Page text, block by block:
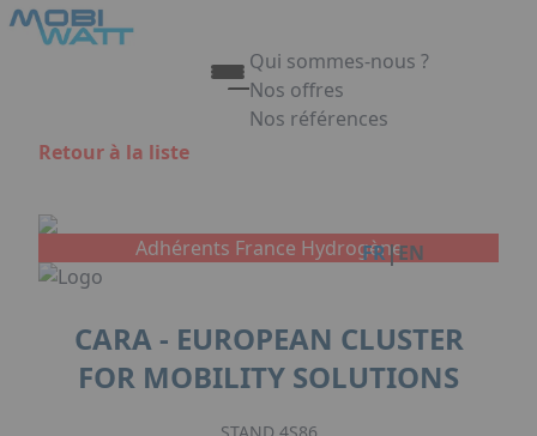
Aller au contenu principal
Qui sommes-nous ?
Nos offres
Nos références
FR|EN
Retour à la liste
Adhérents France Hydrogène
CARA - EUROPEAN CLUSTER
FOR MOBILITY SOLUTIONS
Panneau de gestion des cookies